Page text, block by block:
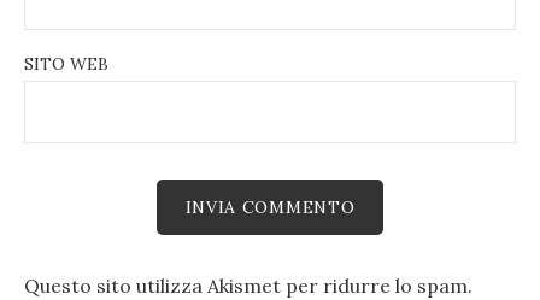
SITO WEB
Questo sito utilizza Akismet per ridurre lo spam.